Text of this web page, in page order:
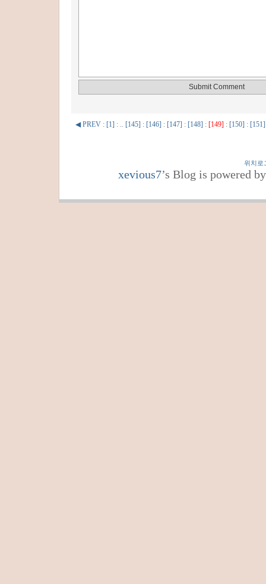
◀ PREV : [1] : .. [145] : [146] : [147] : [148] : [149] : [150] : [151]
위치로
xevious7’s Blog is powered